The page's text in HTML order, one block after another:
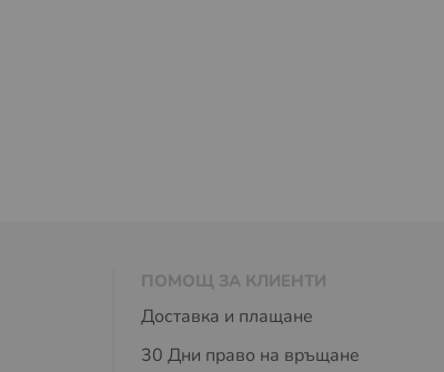
ПОМОЩ ЗА КЛИЕНТИ
Доставка и плащане
30 Дни право на връщане